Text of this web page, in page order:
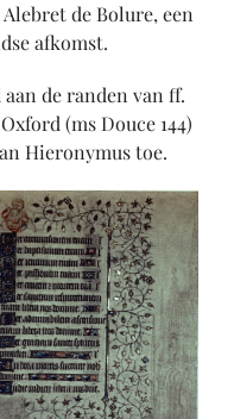
de Bolure, een
afkomst.
de randen van ff.
(ms Douce 144)
Hieronymus toe.